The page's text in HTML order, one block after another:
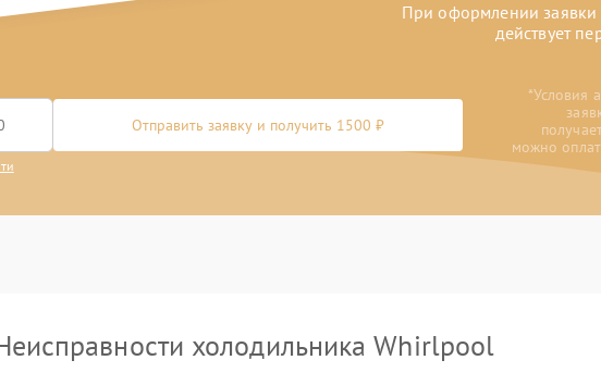
При оформлении заявки
действует
Отправить заявку и получить 1500 ₽
*Условия
можно
холодильника Whirlpool